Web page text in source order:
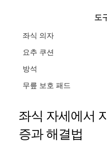
도
좌식 의자
요추 쿠션
방석
무릎 보호 패드
좌식 자세에서
증과 해결법